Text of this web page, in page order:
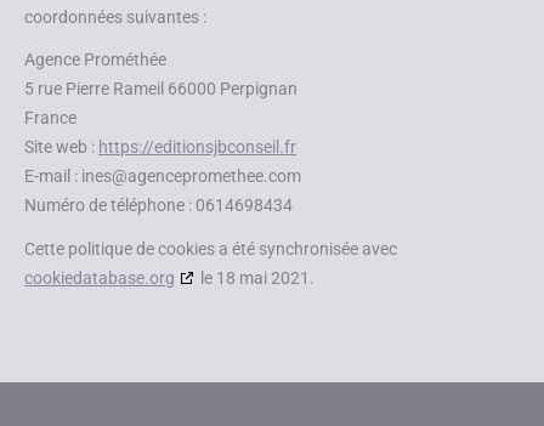
coordonnées suivantes :
Agence Prométhée
5 rue Pierre Rameil 66000 Perpignan
France
Site web : https://editionsjbconseil.fr
E-mail : ines@agencepromethee.com
Numéro de téléphone : 0614698434
Cette politique de cookies a été synchronisée avec
cookiedatabase.org
le 18 mai 2021.